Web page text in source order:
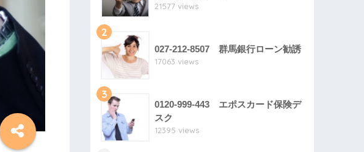
21577 views
2
027-212-8507 群馬銀行ローン勧誘
17063 views
3
0120-999-443 エポスカード保険デ
スク
12395 views